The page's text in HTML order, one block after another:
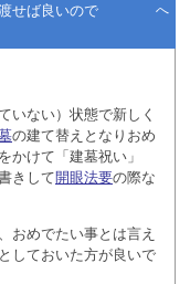
せば良いので
へ
いない）状態で新しく
の建て替えとなりおめ
かけて「建墓祝い」
きして開眼法要の際な
おめでたい事とは言え
しておいた方が良いで